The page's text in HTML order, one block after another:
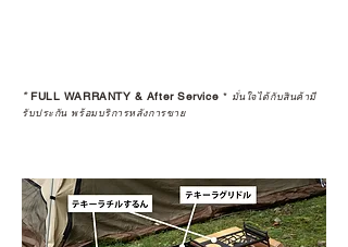
*FULL WARRANTY & After Service * มั่นใจได้กับสินค้ามี
รับประกัน พร้อมบริการหลังการขาย